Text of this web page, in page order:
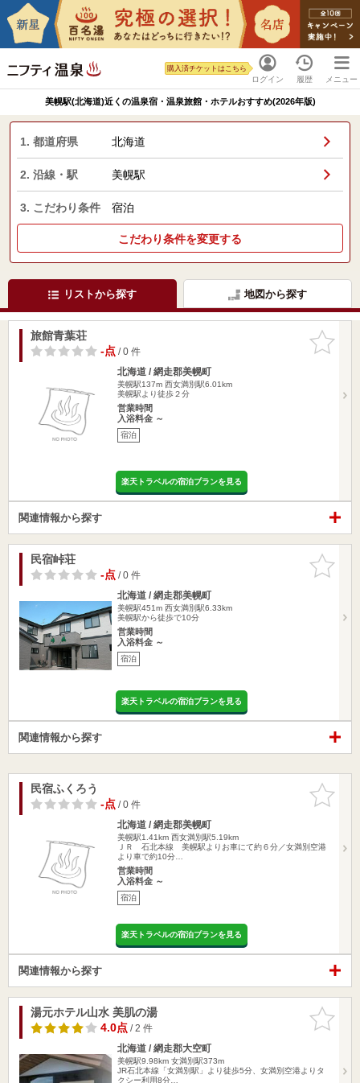
ログイン
購入済チケットはこちら
履歴 メニュー
美幌駅(北海道)近くの温泉宿・温泉旅館・ホテルおすすめ(2026年版)
1. 都道府県 北海道
2. 沿線・駅 美幌駅
3. こだわり条件 宿泊
こだわり条件を変更する
リストから探す 地図から探す
お気に入
りに追加
旅館青葉荘
-点/ 0 件
北海道 / 網走郡美幌町
美幌駅137m 西女満別駅6.01km
美幌駅より徒歩２分
営業時間
入浴料金 ～
宿泊
楽天トラベルの宿泊プランを見る
関連情報から探す
お気に入
りに追加
民宿峠荘
-点/ 0 件
北海道 / 網走郡美幌町
美幌駅451m 西女満別駅6.33km
美幌駅から徒歩で10分
営業時間
入浴料金 ～
宿泊
楽天トラベルの宿泊プランを見る
関連情報から探す
お気に入
りに追加
民宿ふくろう
-点/ 0 件
北海道 / 網走郡美幌町
美幌駅1.41km 西女満別駅5.19km
ＪＲ 石北本線 美幌駅よりお車にて約６分／女満別空港
より車で約10分…
営業時間
入浴料金 ～
宿泊
楽天トラベルの宿泊プランを見る
関連情報から探す
お気に入
りに追加
湯元ホテル山水 美肌の湯
4.0点/ 2 件
北海道 / 網走郡大空町
美幌駅9.98km 女満別駅373m
JR石北本線「女満別駅」より徒歩5分、女満別空港よりタ
クシー利用8分…